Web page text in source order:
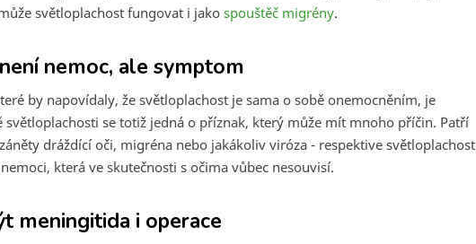
světloplachost fungovat i jakospouštěč migrény.
nemoc, ale symptom
by napovídaly, že světloplachost je sama o sobě onemocněním, je
světloplachosti se totiž jedná o příznak, který může mít mnoho příčin. Patří
dráždící oči, migréna nebo jakákoliv viróza - respektive světloplachost
která ve skutečnosti s očima vůbec nesouvisí.
meningitida i operace